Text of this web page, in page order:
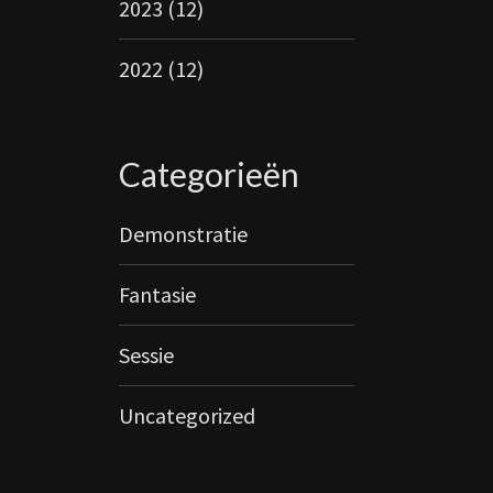
2023 (12)
2022 (12)
Categorieën
Demonstratie
Fantasie
Sessie
Uncategorized